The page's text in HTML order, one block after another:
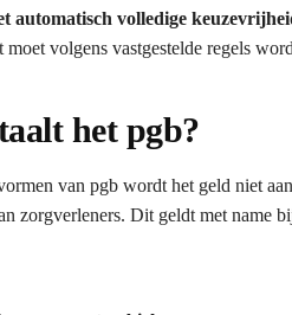
automatisch volledige
moet volgens vastgestelde regels
het pgb?
van pgb wordt het geld niet
zorgverleners. Dit geldt met name